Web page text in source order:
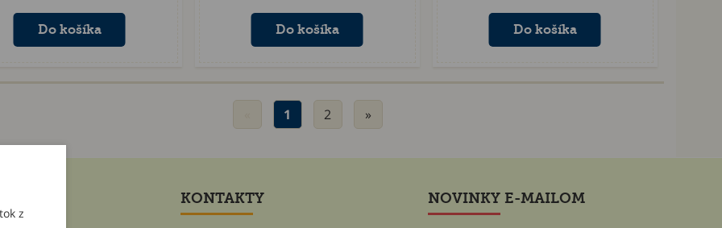
1 2 »
KONTAKTY NOVINKY E-MAILOM
z